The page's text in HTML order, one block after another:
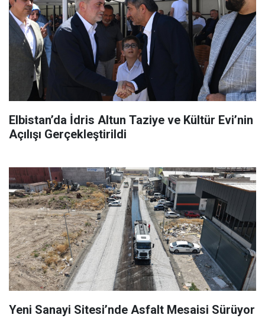
Elbistan’da İdris Altun Taziye ve Kültür Evi’nin
Açılışı Gerçekleştirildi
Yeni Sanayi Sitesi’nde Asfalt Mesaisi Sürüyor